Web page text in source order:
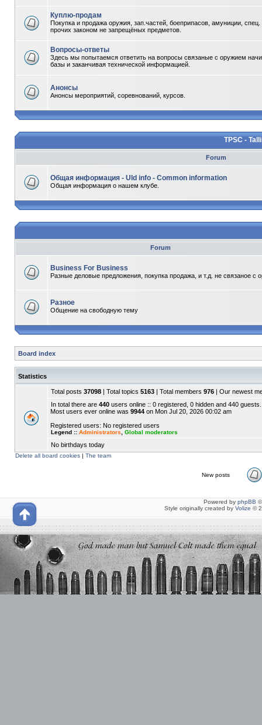
Куплю-продам
Покупка и продажа оружия, зап.частей, боеприпасов, амуниции, спец.
прочих законом не запрещёных предметов.
Вопросы-ответы
Здесь мы попытаемся ответить на вопросы связаные с оружием
базы и заканчивая технической информацией.
Анонсы
Анонсы мероприятий, соревнований, курсов.
TPSC -
Forum
Общая информация - Uld info - Common information
Общая информация о нашем клубе.
Forum
Business For Business
Разные деловые предложения, покупка продажа, и т.д. не связаное с
Разное
Общение на свободную тему
Board index
Statistics
Total posts 37098 | Total topics 5163 | Total members 976 | Our newest
In total there are 440 users online :: 0 registered, 0 hidden and 440 guests.
Most users ever online was 9944 on Mon Jul 20, 2026 00:02 am
Registered users: No registered users
Legend :: Administrators Global moderators
No birthdays today
Delete all board cookies | The team
New posts
Powered by phpBB
Style originally created by Volize ©